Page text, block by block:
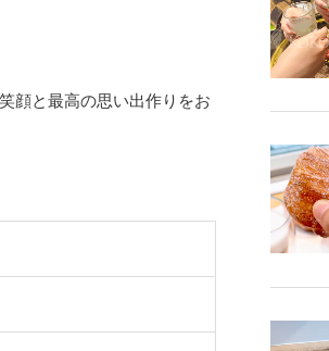
顔と最高の思い出作りをお